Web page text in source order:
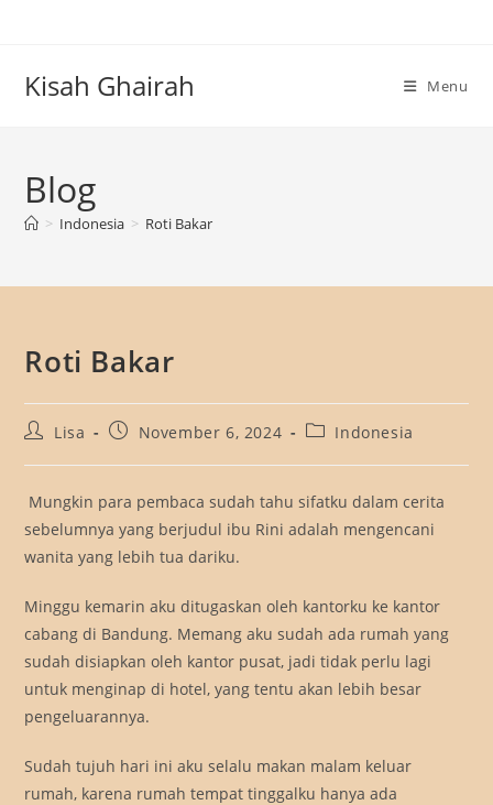
Kisah Ghairah Menu
Blog
> Indonesia > Roti Bakar
Roti Bakar
PostLisa
PostNovember 6, 2024
PostIndonesia
Mungkin para pembaca sudah tahu sifatku dalam cerita
sebelumnya yang berjudul ibu Rini adalah mengencani
wanita yang lebih tua dariku.
Minggu kemarin aku ditugaskan oleh kantorku ke kantor
cabang di Bandung. Memang aku sudah ada rumah yang
sudah disiapkan oleh kantor pusat, jadi tidak perlu lagi
untuk menginap di hotel, yang tentu akan lebih besar
pengeluarannya.
Sudah tujuh hari ini aku selalu makan malam keluar
rumah, karena rumah tempat tinggalku hanya ada